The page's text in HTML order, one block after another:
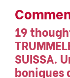
19
SUISSA.
boniques